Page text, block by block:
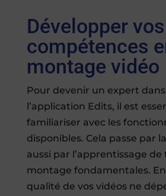
Développer vos
compétences
montage vidéo
Pour devenir un expert
l’application Edits, il est
familiariser avec les
disponibles. Cela passe par
aussi par l’apprentissage
montage fondamentales.
qualité de vos vidéos ne